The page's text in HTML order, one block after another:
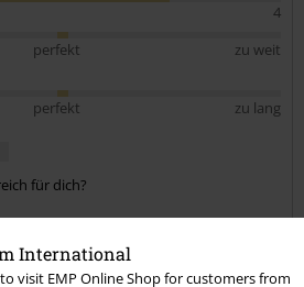
International
visit EMP Online Shop for customers from
4
perfekt
zu weit
perfekt zu lang
für dich?